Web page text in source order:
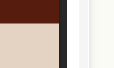
مقالة
الشريط